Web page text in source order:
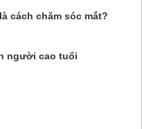
cách chăm sóc mắt?
người cao tuổi